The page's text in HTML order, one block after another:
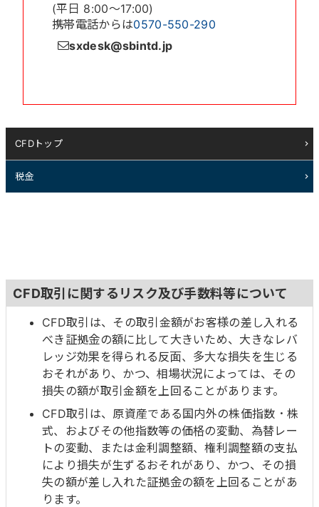
(平日 8:00〜17:00)
携帯電話からは0570-550-290
sxdesk@sbintd.jp
CFDトップ
税金
CFD取引に関するリスク及び手数料等について
CFD取引は、その取引金額がお客様の差し入れる
べき証拠金の額に比して大きいため、大きなレバ
レッジ効果を得られる反面、多大な損失を生じる
おそれがあり、かつ、相場状況によっては、その
損失の額が取引金額を上回ることがあります。
CFD取引は、原資産である国内外の株価指数・株
式、およびその他指数等の価格の変動、為替レー
トの変動、または金利調整額、権利調整額の支払
により損失が生ずるおそれがあり、かつ、その損
失の額が差し入れた証拠金の額を上回ることがあ
ります。